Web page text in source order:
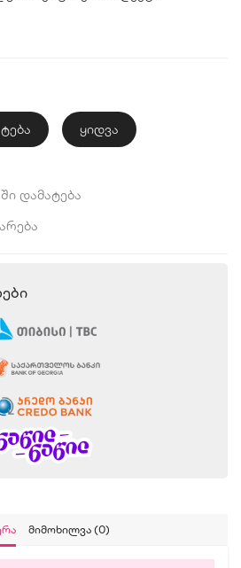
ყიდვა
ᲓᲐᲛᲐᲢᲔᲑᲐ
Მიმოხილვა (0)